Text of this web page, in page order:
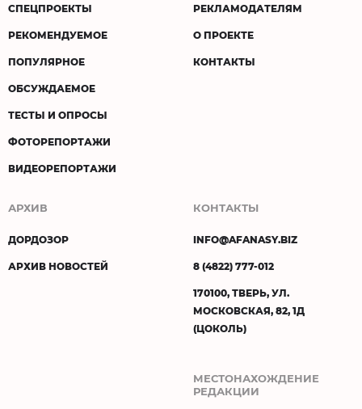
СПЕЦПРОЕКТЫ
РЕКОМЕНДУЕМОЕ
ПОПУЛЯРНОЕ
ОБСУЖДАЕМОЕ
ТЕСТЫ И ОПРОСЫ
ФОТОРЕПОРТАЖИ
ВИДЕОРЕПОРТАЖИ
РЕКЛАМОДАТЕЛЯМ
О ПРОЕКТЕ
КОНТАКТЫ
АРХИВ
ДОРДОЗОР
АРХИВ НОВОСТЕЙ
КОНТАКТЫ
INFO@AFANASY.BIZ
8 (4822) 777-012
170100, ТВЕРЬ, УЛ.
МОСКОВСКАЯ, 82, 1Д
(ЦОКОЛЬ)
МЕСТОНАХОЖДЕНИЕ
РЕДАКЦИИ